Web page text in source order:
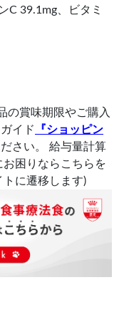
C 39.1mg、ビタミ
の賞味期限やご購入
イド
『ショッピン
さい。 給与量計算
困りならこちらを
に遷移します)